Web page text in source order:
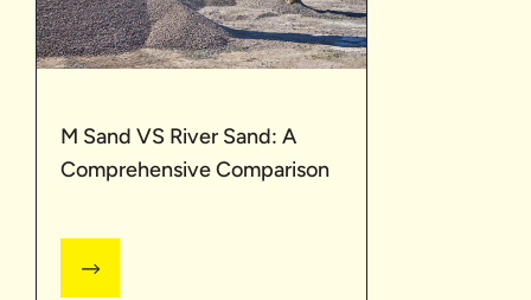
M Sand VS River Sand: A
Comprehensive Comparison